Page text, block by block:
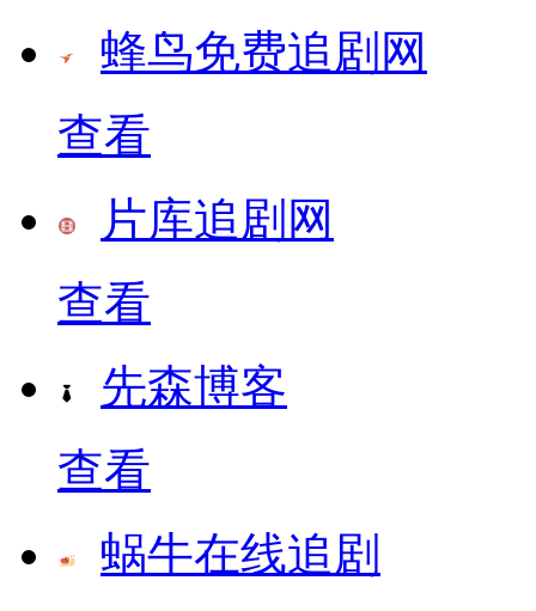
蜂鸟免费追剧网
查看
片库追剧网
查看
先森博客
查看
蜗牛在线追剧